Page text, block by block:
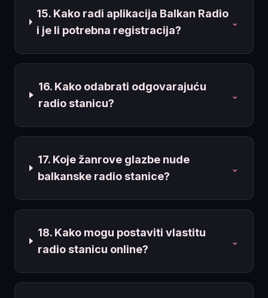
15. Kako radi aplikacija Balkan Radio
i je li potrebna registracija?
⌄
16. Kako odabrati odgovarajuću
radio stanicu?
⌄
17. Koje žanrove glazbe nude
balkanske radio stanice?
⌄
18. Kako mogu postaviti vlastitu
radio stanicu online?
⌄